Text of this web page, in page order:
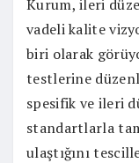
Kurum, ileri
vadeli kalite
biri olarak
testlerine
spesifik ve ileri
standartlarla
ulaştığını